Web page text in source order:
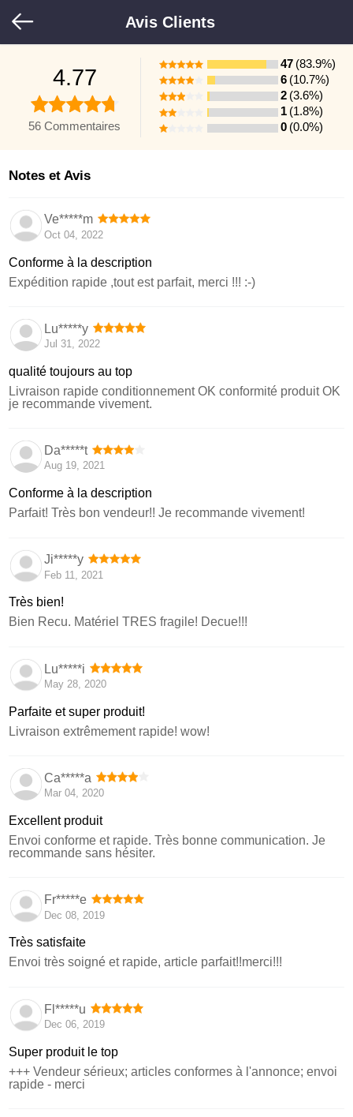
Avis Clients
4.77
56 Commentaires
47 (83.9%)
6 (10.7%)
2 (3.6%)
1 (1.8%)
0 (0.0%)
Notes et Avis
Ve*****m
Oct 04, 2022
Conforme à la description
Expédition rapide ,tout est parfait, merci !!! :-)
Lu*****y
Jul 31, 2022
qualité toujours au top
Livraison rapide conditionnement OK conformité produit OK
je recommande vivement.
Da*****t
Aug 19, 2021
Conforme à la description
Parfait! Très bon vendeur!! Je recommande vivement!
Ji*****y
Feb 11, 2021
Très bien!
Bien Recu. Matériel TRES fragile! Decue!!!
Lu*****i
May 28, 2020
Parfaite et super produit!
Livraison extrêmement rapide! wow!
Ca*****a
Mar 04, 2020
Excellent produit
Envoi conforme et rapide. Très bonne communication. Je
recommande sans hésiter.
Fr*****e
Dec 08, 2019
Très satisfaite
Envoi très soigné et rapide, article parfait!!merci!!!
Fl*****u
Dec 06, 2019
Super produit le top
+++ Vendeur sérieux; articles conformes à l'annonce; envoi
rapide - merci